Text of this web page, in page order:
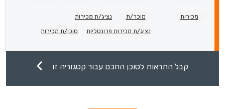
מכירות מוכר/ת נציג/ת מכירות
נציג/ת מכירות פרונטליות סוכן/ת מכירות
קבל התראות לסוכן החכם עבור קטגוריה זו